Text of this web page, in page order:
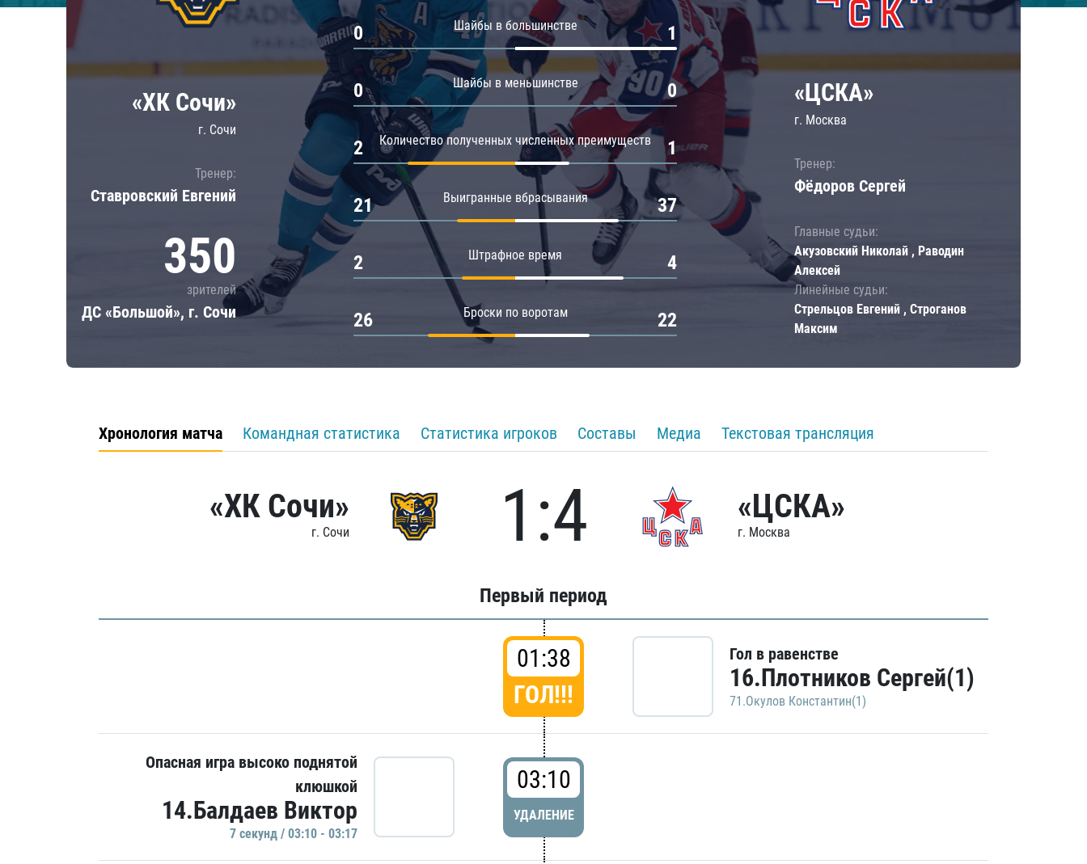
Локомотив
ЦСКА
Шанхайские Драконы
Амур
Барыс
Салават Юлаев
«ХК Сочи»
г. Сочи
Тренер:
Ставровский Евгений
350
зрителей
ДС «Большой», г. Сочи
Шайбы в большинстве
0 1
Шайбы в меньшинстве
0 0
Количество полученных численных преимуществ
2 1
Выигранные вбрасывания
21 37
Штрафное время
2 4
Броски по воротам
26 22
«ЦСКА»
г. Москва
Тренер:
Фёдоров Сергей
Главные судьи:
Акузовский Николай , Раводин
Алексей
Линейные судьи:
Стрельцов Евгений , Строганов
Максим
Хронология матча Командная статистика Статистика игроков Составы Медиа Текстовая трансляция
«ХК Сочи»
г. Сочи 1:4 «ЦСКА»
г. Москва
Первый период
01:38
ГОЛ!!!
Гол в равенстве
16.Плотников Сергей(1)
71.Окулов Константин(1)
Опасная игра высоко поднятой
клюшкой
14.Балдаев Виктор
7 секунд / 03:10 - 03:17
03:10
УДАЛЕНИЕ